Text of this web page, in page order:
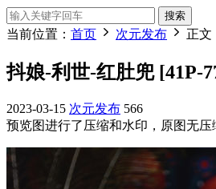
搜索
当前位置： 首页 次元发布 正文
抖娘-利世-红肚兜 [41P-
2023-03-15 次元发布 566
预览图进行了压缩和水印，原图无压